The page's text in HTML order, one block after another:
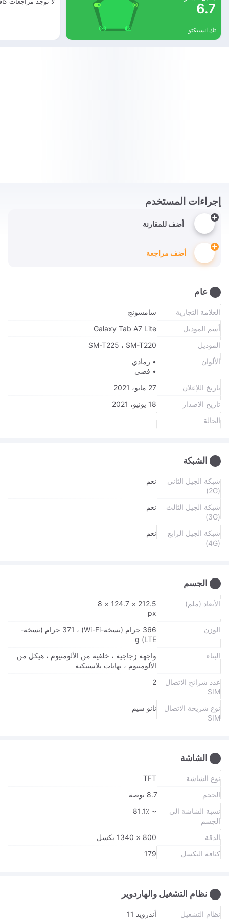
6.7
تك انسبكتو
إجراءات المستخدم
أضف للمقارنة
أضف مراجعة
عام
العلامة التجارية
سامسونج
أسم الموديل
Galaxy Tab A7 Lite
الموديل
SM-T225 ، SM-T220
الألوان
• رمادي
• فضي
تاريخ اللإعلان
27 مايو، 2021
تاريخ الاصدار
18 يونيو، 2021
الحالة
الشبكة
شبكة الجيل الثاني
(2G)
نعم
شبكة الجيل الثالث
(3G)
نعم
شبكة الجيل الرابع
(4G)
نعم
الجسم
الأبعاد (ملم)
212.5 × 124.7 × 8
px
الوزن
366 جرام (نسخة-Wi-Fi) ، 371 جرام (نسخة-
LTE) g
البناء
واجهة زجاجية ، خلفية من الألومنيوم ، هيكل من
الألومنيوم ، نهايات بلاستيكية
عدد شرائح الاتصال
SIM
2
نوع شريحة الاتصال
SIM
نانو سيم
الشاشة
نوع الشاشة
TFT
الحجم
8.7 بوصة
نسبة الشاشة الي
الجسم
~ 81.1٪
الدقة
800 × 1340 بكسل
كثافة البكسل
179
نظام التشغيل والهاردوير
نظام التشغيل
أندرويد 11